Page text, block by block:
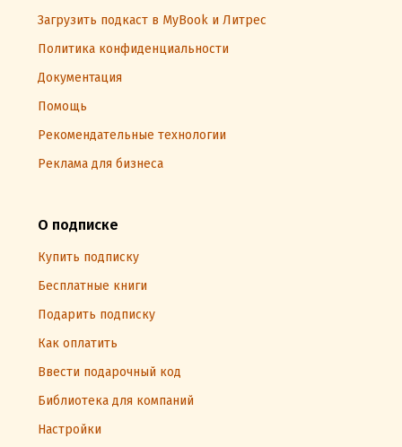
Загрузить подкаст в MyBook и Литрес
Политика конфиденциальности
Документация
Помощь
Рекомендательные технологии
Реклама для бизнеса
О подписке
Купить подписку
Бесплатные книги
Подарить подписку
Как оплатить
Ввести подарочный код
Библиотека для компаний
Настройки